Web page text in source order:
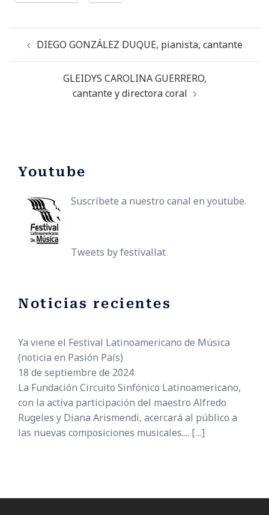
DIEGO GONZÁLEZ DUQUE, pianista, cantante
GLEIDYS CAROLINA GUERRERO,
cantante y directora coral
Youtube
Suscríbete a nuestro canal en youtube.
Tweets by festivallat
Noticias recientes
Ya viene el Festival Latinoamericano de Música
(noticia en Pasión País)
18 de septiembre de 2024
La Fundación Circuito Sinfónico Latinoamericano,
con la activa participación del maestro Alfredo
Rugeles y Diana Arismendi, acercará al público a
las nuevas composiciones musicales.... […]